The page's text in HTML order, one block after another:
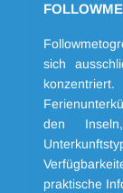
sich
den
praktische